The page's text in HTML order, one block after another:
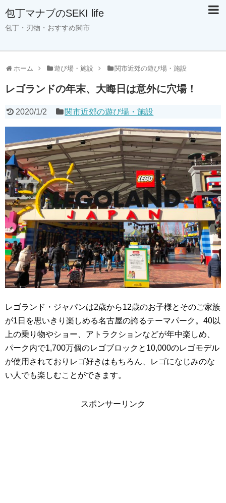
包丁マナブのSEKI life
包丁・刃物・おすすめ関市
ホーム 遊び場・施設 関市近郊の遊び場・施設
レゴランドの年末、大晦日は意外に穴場！
2020/1/2 関市近郊の遊び場・施設
レゴランド・ジャパンは2歳から12歳のお子様とそのご家族
が1日を思いきり楽しめる名古屋の誇るテーマパーク。40以
上の乗り物やショー、アトラクションなどが年中楽しめ、
パーク内で1,700万個のレゴブロックと10,000のレゴモデル
が使用されておりレゴ好きはもちろん、レゴになじみのな
い人でも楽しむことができます。
スポンサーリンク